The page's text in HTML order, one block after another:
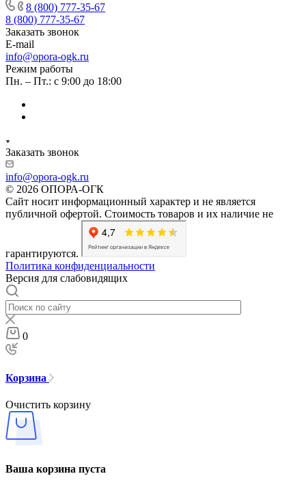
8 (800) 777-35-67
8 (800) 777-35-67
Заказать звонок
E-mail
info@opora-ogk.ru
Режим работы
Пн. – Пт.: с 9:00 до 18:00
Заказать звонок
info@opora-ogk.ru
© 2026 ОПОРА-ОГК
Сайт носит информационный характер и не является
публичной офертой. Стоимость товаров и их наличие не
гарантируются.
Политика конфиденциальности
Версия для слабовидящих
0
Корзина
Очистить корзину
Ваша корзина пуста